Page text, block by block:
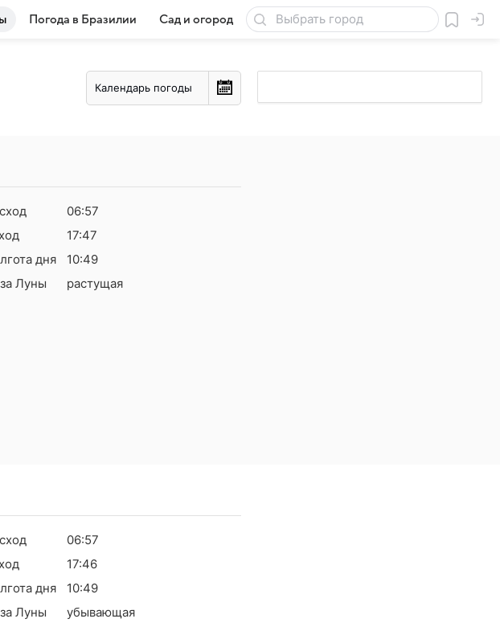
Погода в Бразилии Сад и огород Товары для дачи
Календарь погоды
06:57
17:47
дня
10:49
Луны
растущая
06:57
17:46
дня
10:49
Луны
убывающая